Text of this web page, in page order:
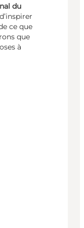
du
ce que
que
à